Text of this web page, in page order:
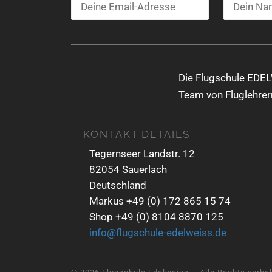
N
t
o
n
Die Flugschule
Team von
KONTAKT DETAILS
Tegernseer Landstr. 12
82054 Sauerlach
Deutschland
Markus +49 (0) 172 865 15 74
Shop +49 (0) 8104 8870 125
info@flugschule-edelweiss.de